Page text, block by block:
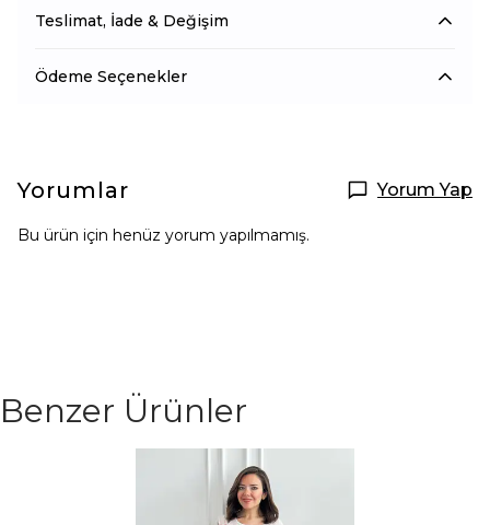
Teslimat, İade & Değişim
Ödeme Seçenekler
Yorumlar Yorum Yap
Bu ürün için henüz yorum yapılmamış.
Benzer Ürünler